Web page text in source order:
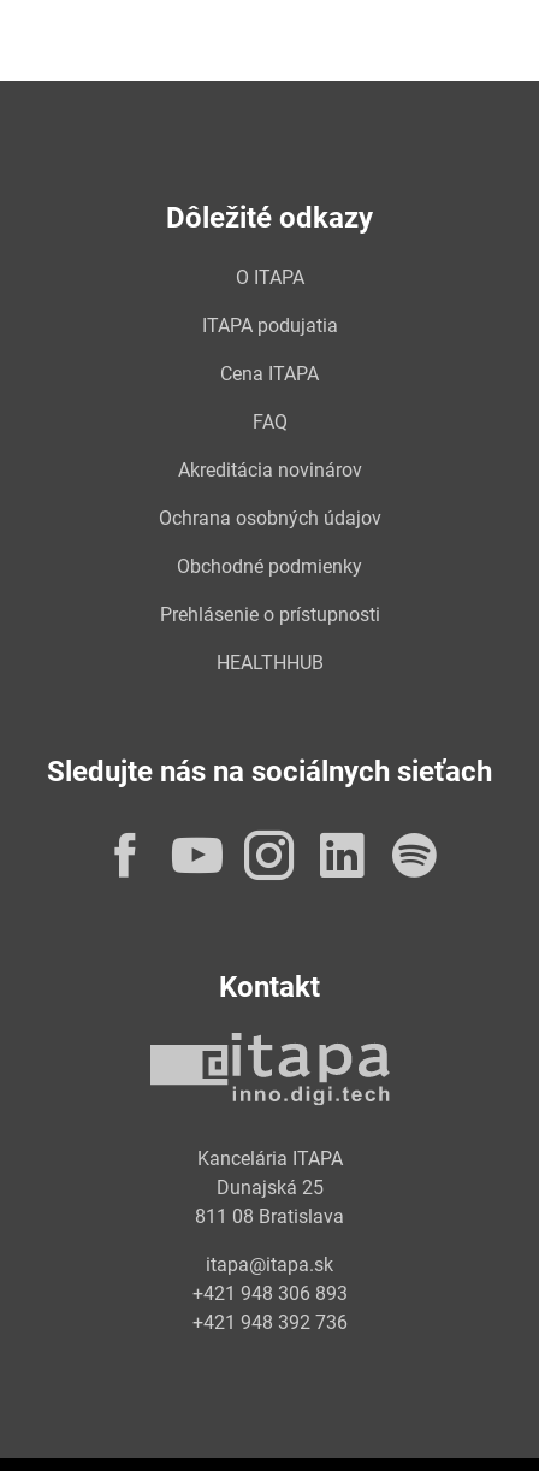
Dôležité odkazy
O ITAPA
ITAPA podujatia
Cena ITAPA
FAQ
Akreditácia novinárov
Ochrana osobných údajov
Obchodné podmienky
Prehlásenie o prístupnosti
HEALTHHUB
Sledujte nás na sociálnych sieťach
Facebook
YouTube
Instagram
Kontakt
Kancelária ITAPA
Dunajská 25
811 08 Bratislava
itapa@itapa.sk
+421 948 306 893
+421 948 392 736